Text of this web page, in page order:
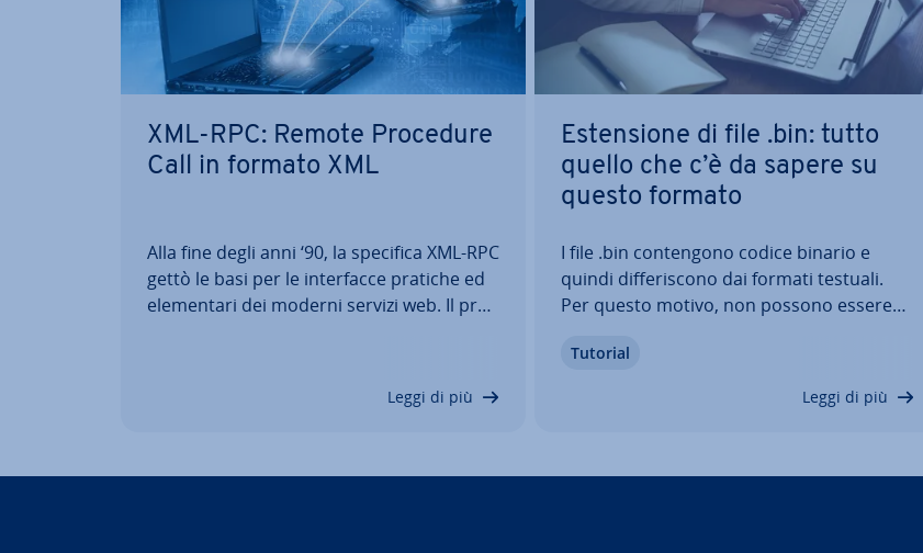
XML-RPC: Remote Procedure
Call in formato XML
Alla fine degli anni ‘90, la specifica XML-RPC
gettò le basi per le in­ter­fac­ce pratiche ed
ele­men­ta­ri dei moderni servizi web. Il pre­
RPC. In questo articolo vi spie­ghia­mo…
Leggi di più
Esten­sio­ne di file .bin: tutto
quello che c’è da sapere su
questo formato
I file .bin con­ten­go­no codice binario e
quindi dif­fe­ri­sco­no dai formati testuali.
Per questo motivo, non possono essere
no­stan­te sono facili da usare e non
con quali programmi aprire un file .bin e…
Tutorial
Leggi di più